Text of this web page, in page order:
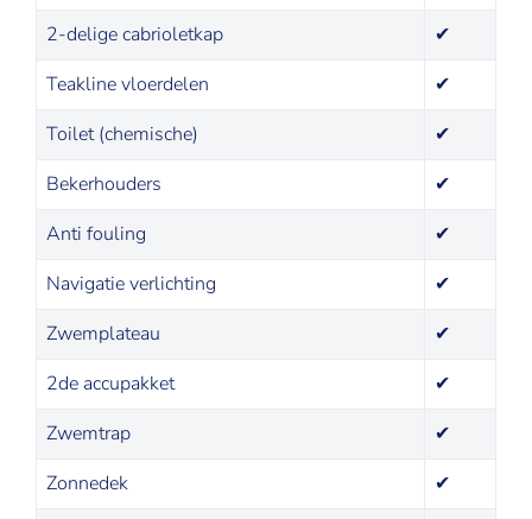
2-delige cabrioletkap
✔
Teakline vloerdelen
✔
Toilet (chemische)
✔
Bekerhouders
✔
Anti fouling
✔
Navigatie verlichting
✔
Zwemplateau
✔
2de accupakket
✔
Zwemtrap
✔
Zonnedek
✔